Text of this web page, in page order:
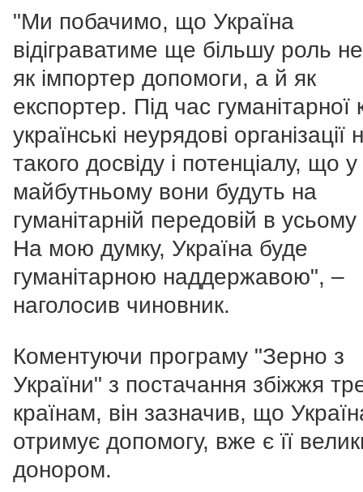
"Ми побачимо, що Україна
відіграватиме ще більшу роль
як імпортер допомоги, а й як
експортер. Під час гуманітарної
українські неурядові організації
такого досвіду і потенціалу, що у
майбутньому вони будуть на
гуманітарній передовій в усьому
На мою думку, Україна буде
гуманітарною наддержавою", –
наголосив чиновник.
Коментуючи програму "Зерно з
України" з постачання збіжжя
країнам, він зазначив, що
отримує допомогу, вже є її
донором.